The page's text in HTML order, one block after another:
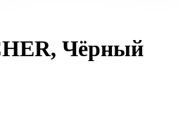
Чёрный